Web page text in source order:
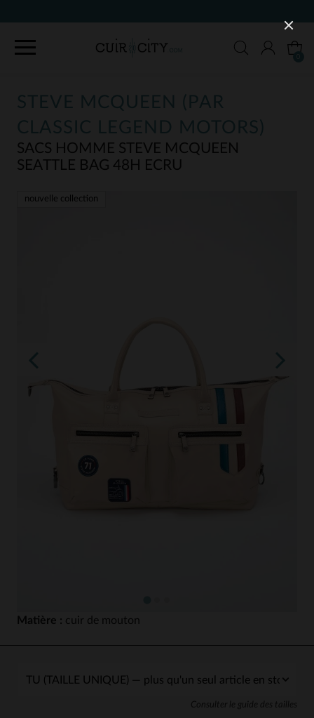
STEVE MCQUEEN (PAR
CLASSIC LEGEND MOTORS)
SACS HOMME STEVE MCQUEEN
SEATTLE BAG 48H ECRU
nouvelle collection
Matière : cuir de mouton
Consulter le guide des tailles